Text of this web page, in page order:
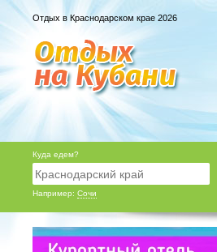
Отдых в Краснодарском крае 2026
Куда едем?
Например: Сочи